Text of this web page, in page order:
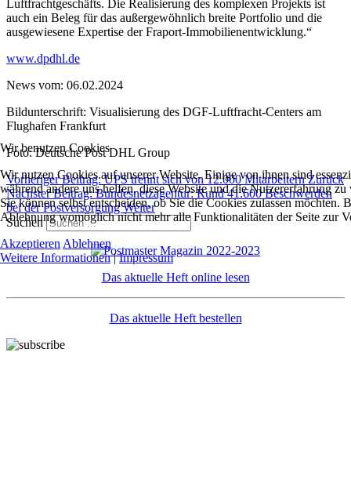
Luftfrachtgeschäfts. Die Realisierung des komplexen Projekts ist
auch ein Beleg für das außergewöhnlich breite Portfolio und die
ausgewiesene Expertise der Fraport-Immobilienentwicklung.“
www.dpdhl.de
News vom: 06.02.2024
Bildunterschrift: Visualisierung des DGF-Luftfracht-Centers am
Flughafen Frankfurt
Foto: Deutsche Post DHL Group
Vorheriger Beitrag: UPS trennt sich von 12.000 MitarbeiternZurück
Nächster Beitrag: Bundesnetzagentur: Rund 41.600 Beschwerden
bei der PostversorgungWeiter
Suchen
Das aktuelle Heft online lesen
Das aktuelle Heft bestellen
Wir benutzen Cookies
Wir nutzen Cookies auf unserer Website. Einige von ihnen sind
während andere uns helfen, diese Website und die Nutzererfahrung
Sie können selbst entscheiden, ob Sie die Cookies zulassen möchten.
Ablehnung womöglich nicht mehr alle Funktionalitäten der Seite zur
Akzeptieren Ablehnen
Weitere Informationen|Impressum